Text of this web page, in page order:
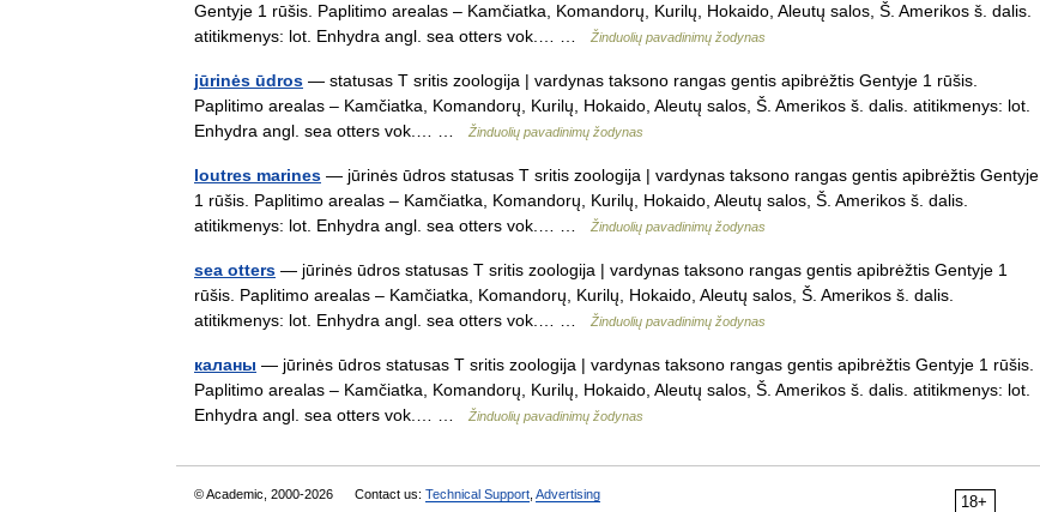
Gentyje 1 rūšis. Paplitimo arealas – Kamčiatka, Komandorų, Kurilų, Hokaido, Aleutų salos, Š. Amerikos š. dalis.
atitikmenys: lot. Enhydra angl. sea otters vok.… …
Žinduolių pavadinimų žodynas
jūrinės ūdros — statusas T sritis zoologija | vardynas taksono rangas gentis apibrėžtis Gentyje 1 rūšis.
Paplitimo arealas – Kamčiatka, Komandorų, Kurilų, Hokaido, Aleutų salos, Š. Amerikos š. dalis. atitikmenys: lot.
Enhydra angl. sea otters vok.… …
Žinduolių pavadinimų žodynas
loutres marines — jūrinės ūdros statusas T sritis zoologija | vardynas taksono rangas gentis apibrėžtis Gentyje
1 rūšis. Paplitimo arealas – Kamčiatka, Komandorų, Kurilų, Hokaido, Aleutų salos, Š. Amerikos š. dalis.
atitikmenys: lot. Enhydra angl. sea otters vok.… …
Žinduolių pavadinimų žodynas
sea otters — jūrinės ūdros statusas T sritis zoologija | vardynas taksono rangas gentis apibrėžtis Gentyje 1
rūšis. Paplitimo arealas – Kamčiatka, Komandorų, Kurilų, Hokaido, Aleutų salos, Š. Amerikos š. dalis.
atitikmenys: lot. Enhydra angl. sea otters vok.… …
Žinduolių pavadinimų žodynas
каланы — jūrinės ūdros statusas T sritis zoologija | vardynas taksono rangas gentis apibrėžtis Gentyje 1 rūšis.
Paplitimo arealas – Kamčiatka, Komandorų, Kurilų, Hokaido, Aleutų salos, Š. Amerikos š. dalis. atitikmenys: lot.
Enhydra angl. sea otters vok.… …
Žinduolių pavadinimų žodynas
18+
© Academic, 2000-2026 Contact us: Technical Support Advertising